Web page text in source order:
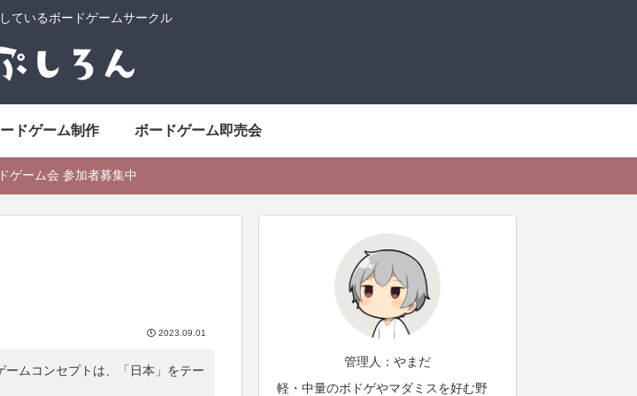
ているボードゲームサークル
ドゲーム制作 ボードゲーム即売会
ゲーム会 参加者募集中
2023.09.01
ームコンセプトは、「日本 」をテー
管理人：やまだ
軽・中量のボドゲやマダミスを好む野